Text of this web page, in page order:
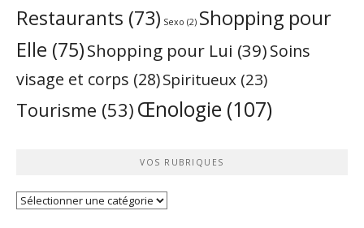
Restaurants (73) Sexo (2) Shopping pour
Elle (75)Shopping pour Lui (39)Soins
visage et corps (28)Spiritueux (23)
Tourisme (53) Œnologie (107)
VOS RUBRIQUES
Vos